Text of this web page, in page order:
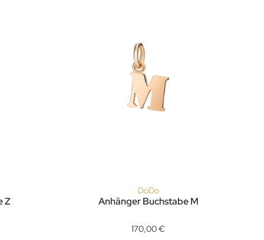
Z
DoDo
Anhänger Buchstabe M
170,00 €